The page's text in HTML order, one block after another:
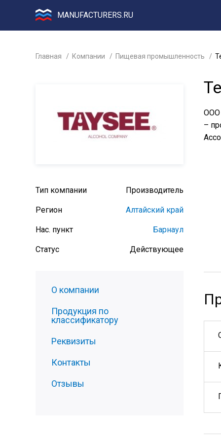
MANUFACTURERS.RU
Главная Компании Пищевая промышленность
Тип компании Производитель
Регион Алтайский край
Нас. пункт Барнаул
Статус Действующее
О компании
Продукция по
классификатору
Реквизиты
Контакты
Отзывы
ООО
–